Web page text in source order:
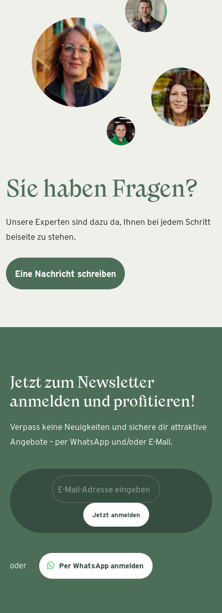
Sie haben Fragen?
Unsere Experten sind dazu da, Ihnen bei jedem Schritt
beiseite zu stehen.
Eine Nachricht schreiben
Jetzt zum Newsletter
anmelden und profitieren!
Verpass keine Neuigkeiten und sichere dir attraktive
Angebote – per WhatsApp und/oder E-Mail.
Jetzt anmelden
oder Per WhatsApp anmelden